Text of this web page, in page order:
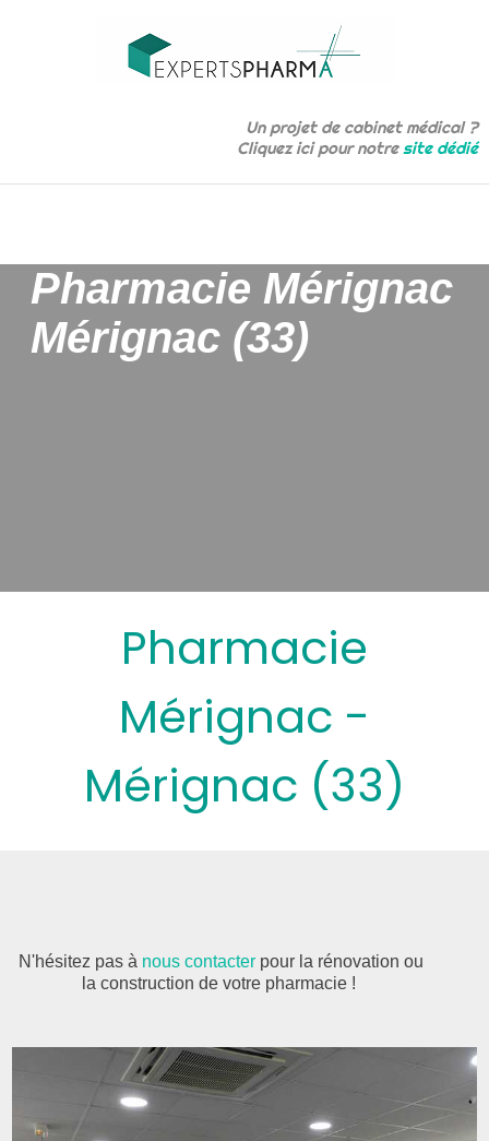
Un projet de cabinet médical ?
Cliquez ici pour notresite dédié
Pharmacie Mérignac
Mérignac (33)
Pharmacie
Mérignac -
Mérignac (33)
N'hésitez pas à nous contacter pour la rénovation ou
la construction de votre pharmacie !